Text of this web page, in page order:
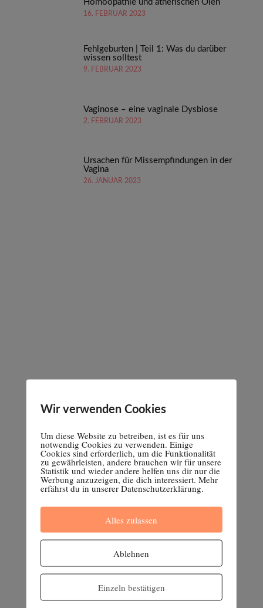
Homöopathie und ätherischen Ölen
16. FEBRUAR 2023
Fehlgeburten | Teil 1: Was du darüber
wissen solltest
9. FEBRUAR 2023
Vaginose – eine vaginale Dysbiose
2. FEBRUAR 2023
Ursachen für Missempfindungen in der
Vagina
26. JANUAR 2023
Wir verwenden Cookies
Um diese Website zu betreiben, ist es für uns
notwendig Cookies zu verwenden. Einige
Cookies sind erforderlich, um die Funktionalität
zu gewährleisten, andere brauchen wir für unsere
Statistik und wieder andere helfen uns dir nur die
Werbung anzuzeigen, die dich interessiert. Mehr
erfährst du in unserer Datenschutzerklärung.
Alles zulassen
Ablehnen
Einzeln bestätigen